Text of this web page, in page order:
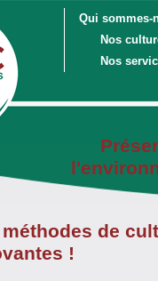
méthodes de
!
Qui sommes-
Nos
Nos